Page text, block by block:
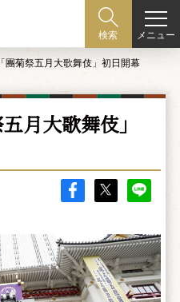
検索 メニュー
團菊祭五月大歌舞伎」初日開幕
月大歌舞伎」